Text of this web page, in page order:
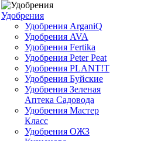
Удобрения
Удобрения ArganiQ
Удобрения AVA
Удобрения Fertika
Удобрения Peter Peat
Удобрения PLANT!T
Удобрения Буйские
Удобрения Зеленая
Аптека Садовода
Удобрения Мастер
Класс
Удобрения ОЖЗ